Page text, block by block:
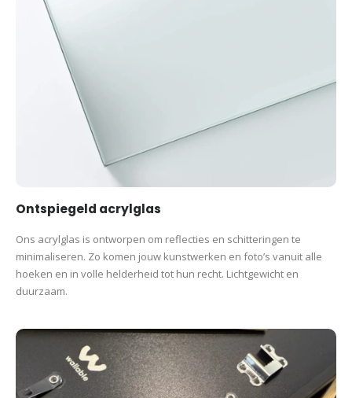
Ontspiegeld acrylglas
Ons acrylglas is ontworpen om reflecties en schitteringen te
minimaliseren. Zo komen jouw kunstwerken en foto’s vanuit alle
hoeken en in volle helderheid tot hun recht. Lichtgewicht en
duurzaam.